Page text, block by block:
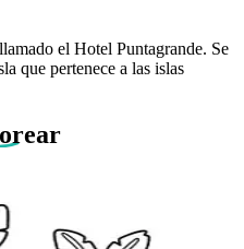
el Hotel Puntagrande. Se
que pertenece a las islas